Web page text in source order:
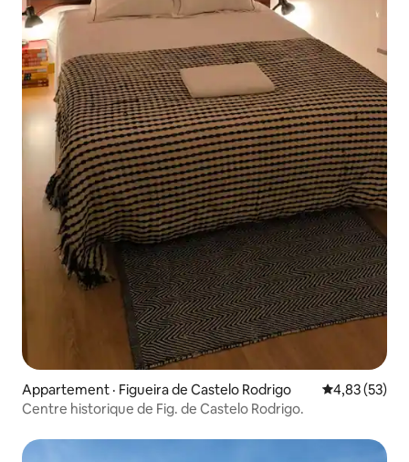
Appartement · Figueira de Castelo Rodrigo Note
4,83 (53)
Centre historique de Fig. de Castelo Rodrigo.